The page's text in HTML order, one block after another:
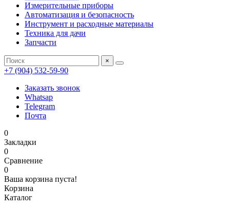
Измерительные приборы
Автоматизация и безопасность
Инструмент и расходные материалы
Техника для дачи
Запчасти
×
+7 (904) 532-59-90
Заказать звонок
Whatsap
Telegram
Почта
0
Закладки
0
Сравнение
0
Ваша корзина пуста!
Корзина
Каталог